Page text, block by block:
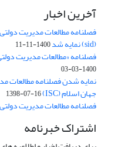
آخرین اخبار
فصلنامه مطالعات مدیریت
(sid) نمایه شد 1400-11-11
فصلنامه «مطالعات مدیریت
1400-03-03
نمایه شدن فصلنامه مطالعات
جهان اسلام (ISC) 1398-07-16
فصلنامه مطالعات مدیریت
اشتراک خبرنامه